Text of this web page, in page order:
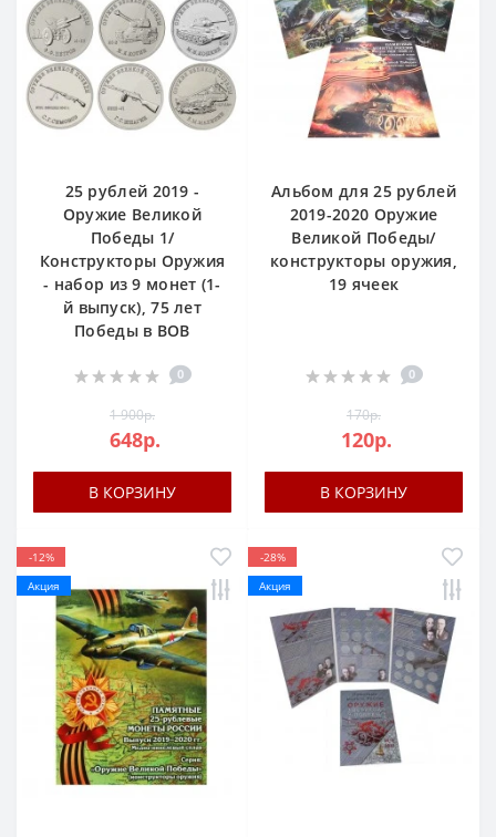
25 рублей 2019 -
Оружие Великой
Победы 1/
Конструкторы Оружия
- набор из 9 монет (1-
й выпуск), 75 лет
Победы в ВОВ
0
1 900р.
648р.
В КОРЗИНУ
Альбом для 25 рублей
2019-2020 Оружие
Великой Победы/
конструкторы оружия,
19 ячеек
0
170р.
120р.
В КОРЗИНУ
-12%
Акция
-28%
Акция